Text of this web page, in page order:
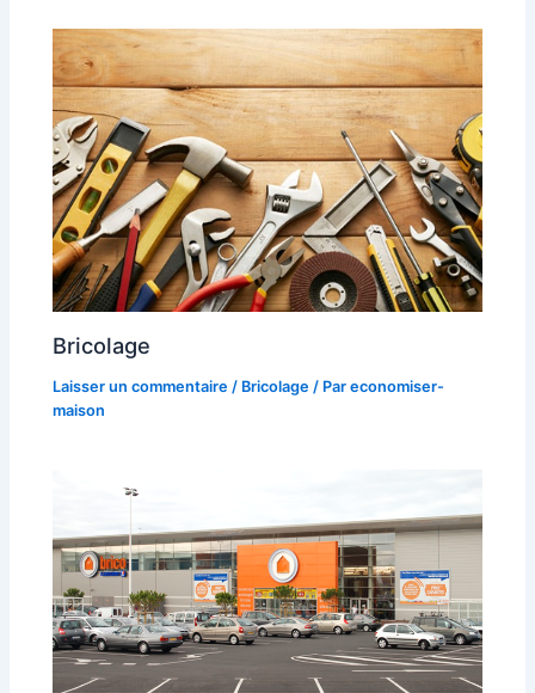
Bricolage
Laisser un commentaire / Bricolage / Pareconomiser-
maison